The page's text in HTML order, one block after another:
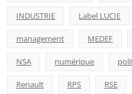
INDUSTRIE Label LUCIE
management MEDEF
NSA numérique
Renault RPS RSE